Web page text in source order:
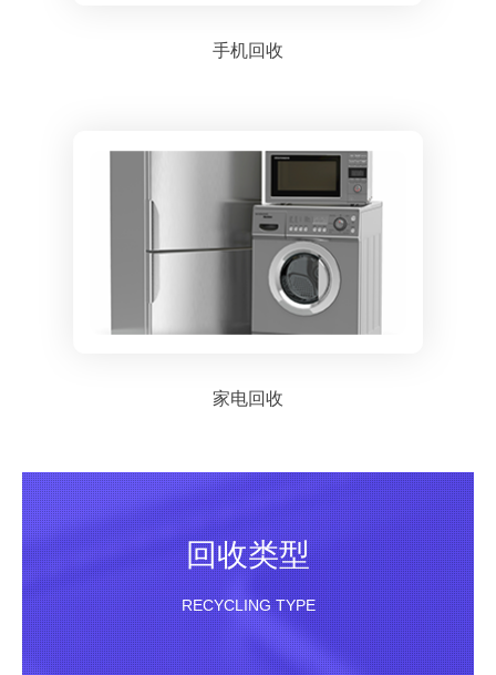
手机回收
家电回收
回收类型
RECYCLING TYPE